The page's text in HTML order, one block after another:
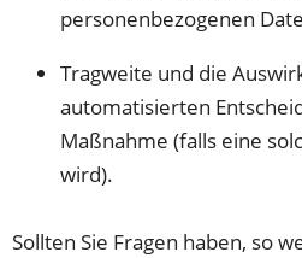
personenbezogenen
Tragweite und die
automatisierten
Maßnahme (falls eine
wird).
Sollten Sie Fragen haben, so